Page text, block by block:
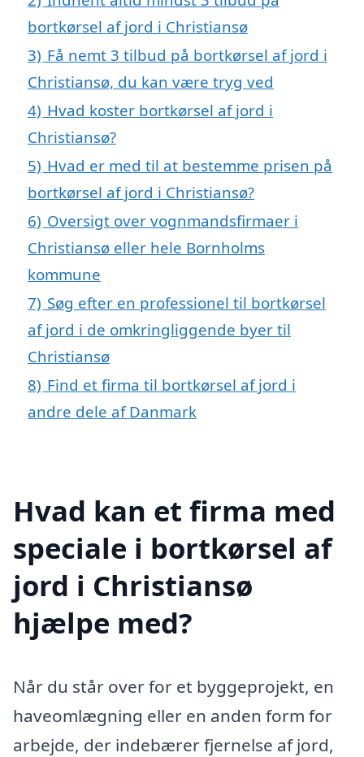
bortkørsel af jord i Christiansø
3) Få nemt 3 tilbud på bortkørsel af jord i
Christiansø, du kan være tryg ved
4) Hvad koster bortkørsel af jord i
Christiansø?
5) Hvad er med til at bestemme prisen på
bortkørsel af jord i Christiansø?
6) Oversigt over vognmandsfirmaer i
Christiansø eller hele Bornholms
kommune
7) Søg efter en professionel til bortkørsel
af jord i de omkringliggende byer til
Christiansø
8) Find et firma til bortkørsel af jord i
andre dele af Danmark
Hvad kan et firma med
speciale i bortkørsel af
jord i Christiansø
hjælpe med?
Når du står over for et byggeprojekt, en
haveomlægning eller en anden form for
arbejde, der indebærer fjernelse af jord,